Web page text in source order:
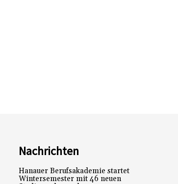
Nachrichten
Hanauer Berufsakademie startet
Wintersemester mit 46 neuen